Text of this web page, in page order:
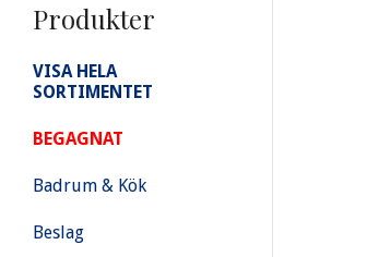
Produkter
VISA HELA
SORTIMENTET
BEGAGNAT
Badrum & Kök
Beslag